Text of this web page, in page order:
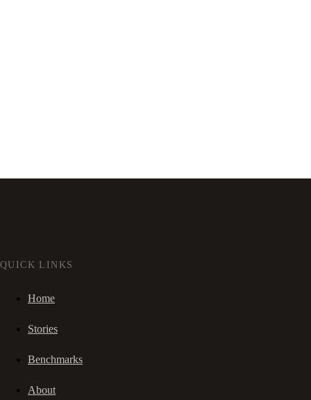
QUICK LINKS
Home
Stories
Benchmarks
About